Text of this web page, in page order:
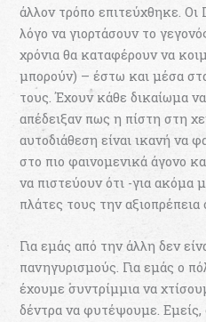
άλλον τρόπο επιτεύχθηκε. Οι
λόγο να γιορτάσουν το
χρόνια θα καταφέρουν να
μπορούν) – έστω και μέσα
τους. Έχουν κάθε δικαίωμα
απέδειξαν πως η πίστη στη
αυτοδιάθεση είναι ικανή να
στο πιο φαινομενικά άγονο
να πιστεύουν ότι -για ακόμα
πλάτες τους την
Για εμάς από την άλλη δεν
πανηγυρισμούς. Για εμάς ο
έχουμε συντρίμμια να
δέντρα να φυτέψουμε. Εμείς,